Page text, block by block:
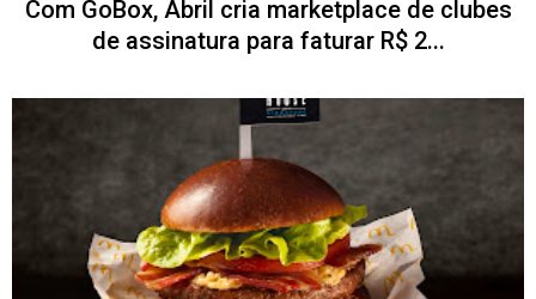
Com GoBox, Abril cria marketplace de clubes
de assinatura para faturar R$ 2...